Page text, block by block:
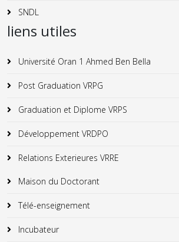
SNDL
liens utiles
Université Oran 1 Ahmed Ben Bella
Post Graduation VRPG
Graduation et Diplome VRPS
Développement VRDPO
Relations Exterieures VRRE
Maison du Doctorant
Télé-enseignement
Incubateur